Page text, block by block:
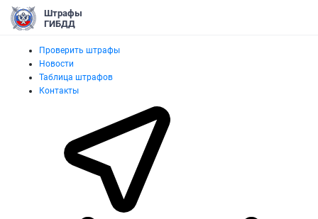
Штрафы
ГИБДД
Проверить штрафы
Новости
Таблица штрафов
Контакты